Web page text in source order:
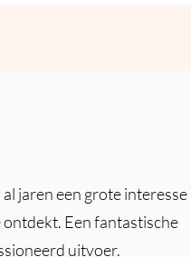
jaren een grote interesse
ontdekt. Een fantastische
uitvoer.